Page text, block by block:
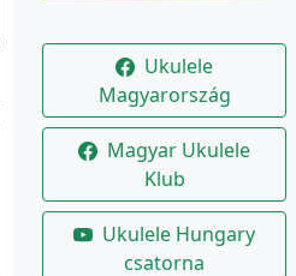
Ukulele
Magyarország
Magyar Ukulele
Klub
Ukulele Hungary
csatorna